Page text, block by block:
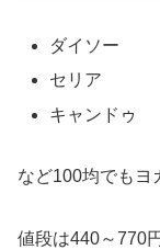
ダイソー
セリア
キャンドゥ
など100均でもヨ
値段は440～770